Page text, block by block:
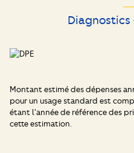
Diagnostics
Montant estimé des dépenses
pour un usage standard est
étant l'année de référence des
cette estimation.